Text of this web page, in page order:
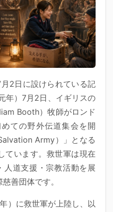
2日に設けられている記
年）7月2日、イギリスの
Booth）牧師がロンド
ての野外伝道集会を開
Army）」となる
ています。救世軍は現在
人道支援・宗教活動を展
善団体です。
）に救世軍が上陸し、以